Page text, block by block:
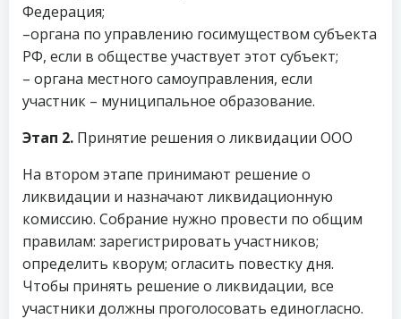
Федерация;
–органа по управлению госимуществом субъекта
РФ, если в обществе участвует этот субъект;
– органа местного самоуправления, если
участник – муниципальное образование.
Этап 2. Принятие решения о ликвидации ООО
На втором этапе принимают решение о
ликвидации и назначают ликвидационную
комиссию. Собрание нужно провести по общим
правилам: зарегистрировать участников;
определить кворум; огласить повестку дня.
Чтобы принять решение о ликвидации, все
участники должны проголосовать единогласно.